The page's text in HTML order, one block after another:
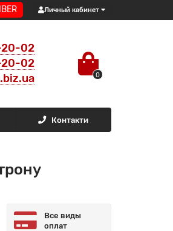
Личный кабинет
02
02
0
Контакти
Все виды
оплат